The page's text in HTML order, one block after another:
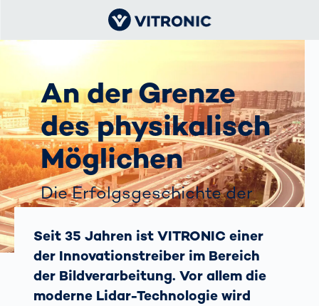
An der Grenze
des physikalisch
Möglichen
Die Erfolgsgeschichte der
VITRONIC
Seit 35 Jahren ist VITRONIC einer
der Innovationstreiber im Bereich
der Bildverarbeitung. Vor allem die
moderne Lidar-Technologie wird